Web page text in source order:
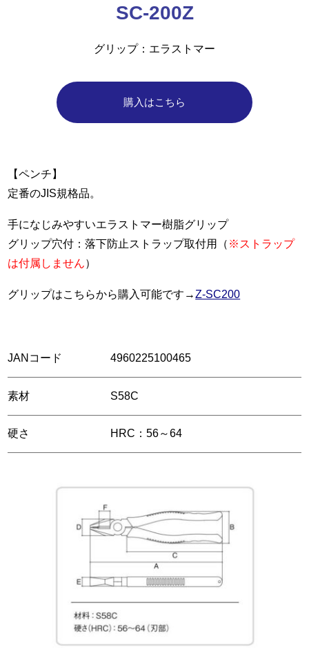
SC-200Z
グリップ エラストマー
購入はこちら
【ペンチ】
定番のJIS規格品。
手になじみやすいエラストマー樹脂グリップ
グリップ穴付：落下防止ストラップ取付用（ ※ストラップ
は付属しません）
グリップはこちらから購入可能です→Z-SC200
JANコード 4960225100465
素材 S58C
硬さ HRC：56～64